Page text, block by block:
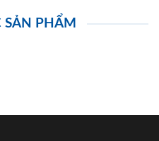
SẢN PHẨM